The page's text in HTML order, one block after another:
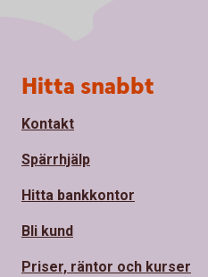
Sidfot
Hitta snabbt
Kontakt
Spärrhjälp
Hitta bankkontor
Bli kund
Priser, räntor och kurser